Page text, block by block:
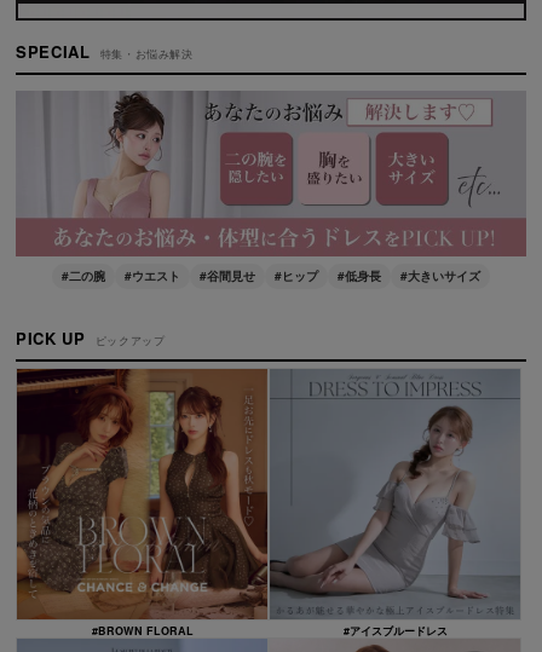
SPECIAL 特集・お悩み解決
#二の腕 #ウエスト #谷間見せ #ヒップ #低身長 #大きいサイズ
PICK UP ピックアップ
#BROWN FLORAL #アイスブルードレス